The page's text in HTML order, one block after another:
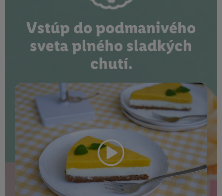
Vstúp do podmanivého
sveta plného sladkých
chutí.